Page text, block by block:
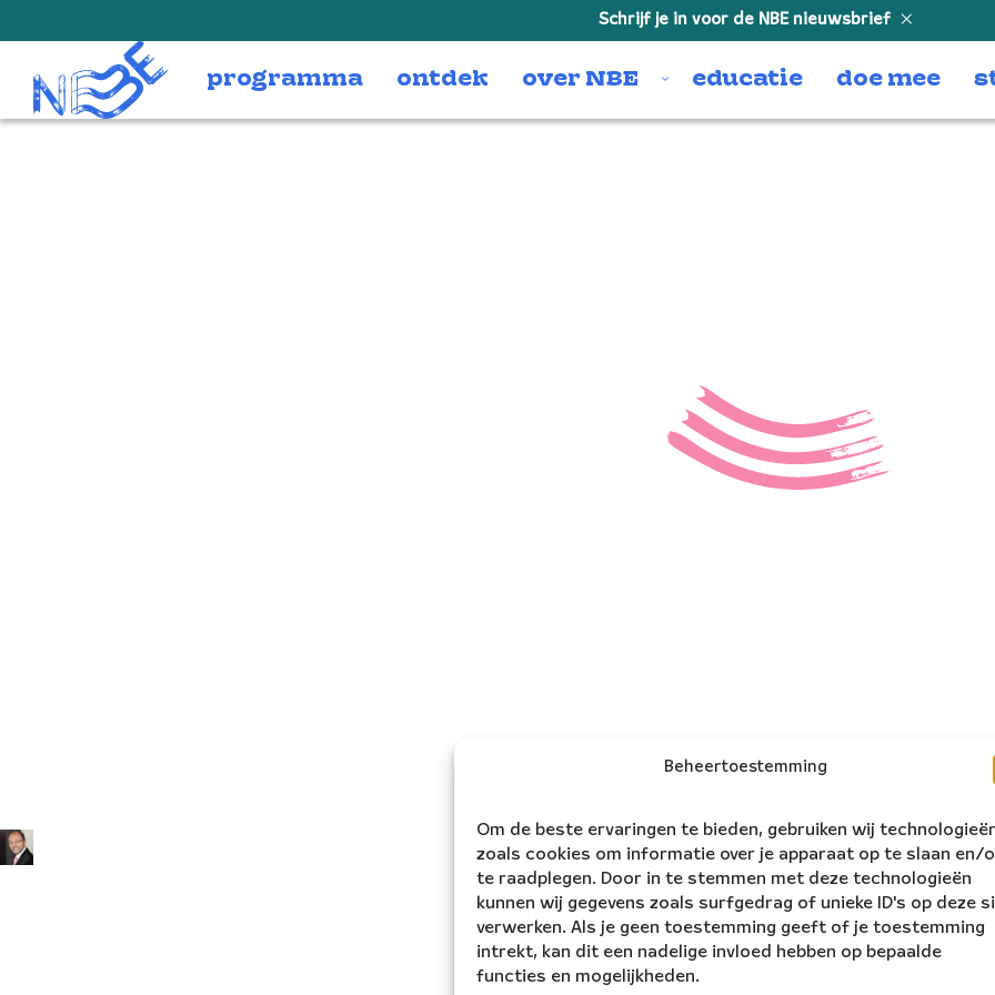
Beheertoestemming
Om de beste ervaringen te bieden, gebruiken wij
zoals cookies om informatie over je apparaat op te slaan en/
te raadplegen. Door in te stemmen met deze technologieën
kunnen wij gegevens zoals surfgedrag of unieke ID's op deze
verwerken. Als je geen toestemming geeft of je toestemming
intrekt, kan dit een nadelige invloed hebben op bepaalde
functies en mogelijkheden.
Schrijf je in voor de NBE nieuwsbrief
programma ontdek over NBE educatie doe mee